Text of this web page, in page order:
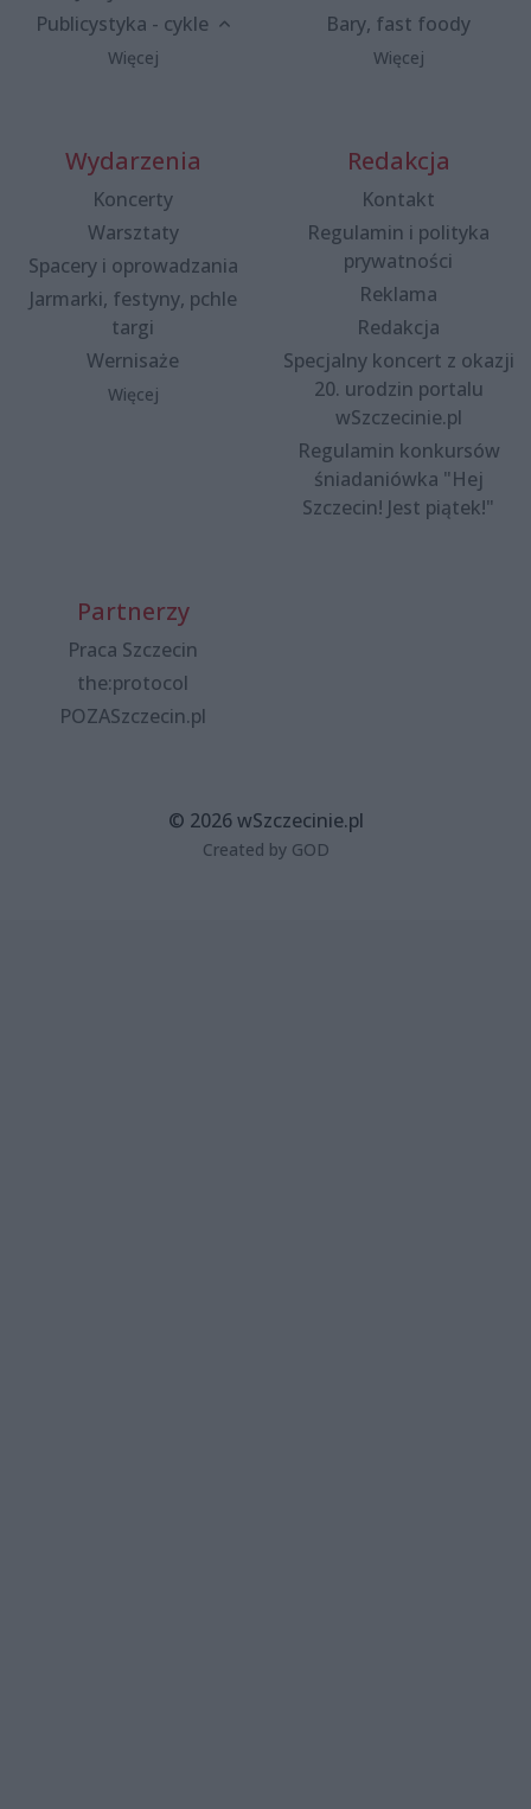
Publicystyka - cykle
Więcej
Bary, fast foody
Więcej
Wydarzenia
Koncerty
Warsztaty
Spacery i oprowadzania
Jarmarki, festyny, pchle
targi
Wernisaże
Więcej
Redakcja
Kontakt
Regulamin i polityka
prywatności
Reklama
Redakcja
Specjalny koncert z okazji
20. urodzin portalu
wSzczecinie.pl
Regulamin konkursów
śniadaniówka "Hej
Szczecin! Jest piątek!"
Partnerzy
Praca Szczecin
the:protocol
POZASzczecin.pl
© 2026 wSzczecinie.pl
Created by GOD